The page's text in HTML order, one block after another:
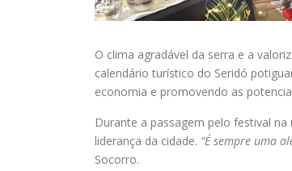
O clima agradável da serra e a
calendário turístico do Seridó
economia e promovendo as
Durante a passagem pelo festival
liderança da cidade. “É sempre uma
Socorro.